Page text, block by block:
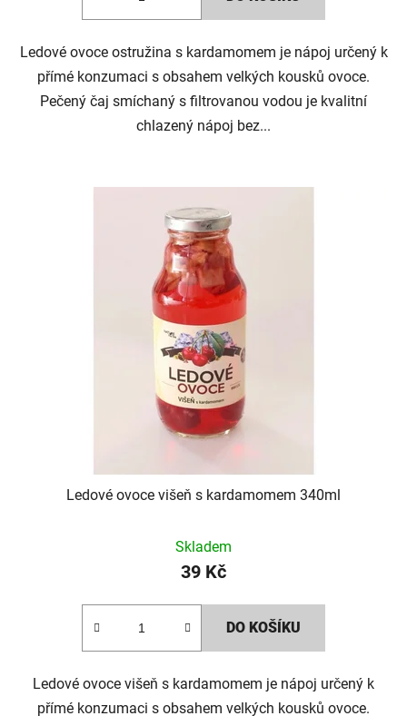
Ledové ovoce ostružina s kardamomem je nápoj určený k
přímé konzumaci s obsahem velkých kousků ovoce.
Pečený čaj smíchaný s filtrovanou vodou je kvalitní
chlazený nápoj bez...
Ledové ovoce višeň s kardamomem 340ml
Skladem
39 Kč
DO KOŠÍKU
Ledové ovoce višeň s kardamomem je nápoj určený k
přímé konzumaci s obsahem velkých kousků ovoce.